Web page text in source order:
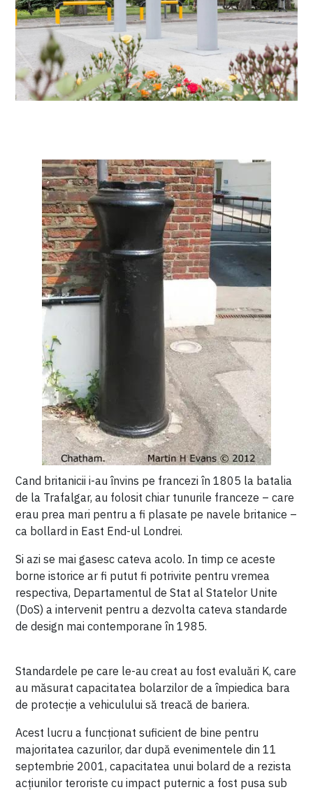
Cand britanicii i-au învins pe francezi în 1805 la batalia
de la Trafalgar, au folosit chiar tunurile franceze – care
erau prea mari pentru a fi plasate pe navele britanice –
ca bollard in East End-ul Londrei.
Si azi se mai gasesc cateva acolo. In timp ce aceste
borne istorice ar fi putut fi potrivite pentru vremea
respectiva, Departamentul de Stat al Statelor Unite
(DoS) a intervenit pentru a dezvolta cateva standarde
de design mai contemporane în 1985.
Standardele pe care le-au creat au fost evaluări K, care
au măsurat capacitatea bolarzilor de a împiedica bara
de protecție a vehiculului să treacă de bariera.
Acest lucru a funcționat suficient de bine pentru
majoritatea cazurilor, dar după evenimentele din 11
septembrie 2001, capacitatea unui bolard de a rezista
acțiunilor teroriste cu impact puternic a fost pusa sub